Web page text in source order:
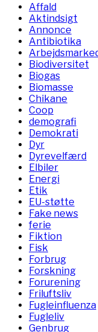
Affald
Aktindsigt
Annonce
Antibiotika
Biodiversitet
Biogas
Biomasse
Chikane
Coop
demografi
Demokrati
Dyr
Dyrevelfærd
Elbiler
Energi
Etik
EU-støtte
Fake news
ferie
Fiktion
Fisk
Forbrug
Forskning
Forurening
Friluftsliv
Fugleinfluenza
Fugleliv
Genbrug